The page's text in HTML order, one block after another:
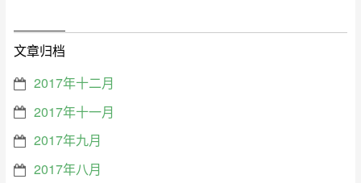
文章归档
2017年十二月
2017年十一月
2017年九月
2017年八月